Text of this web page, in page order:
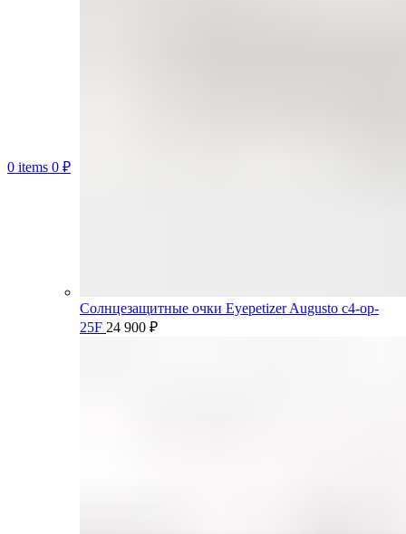
0 items 0 ₽
Солнцезащитные очки Eyepetizer Augusto c4-op-
25F 24 900 ₽